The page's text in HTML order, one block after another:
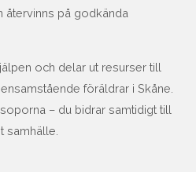
återvinns på godkända
och delar ut resurser till
föräldrar i Skåne.
– du bidrar samtidigt till
samhälle.